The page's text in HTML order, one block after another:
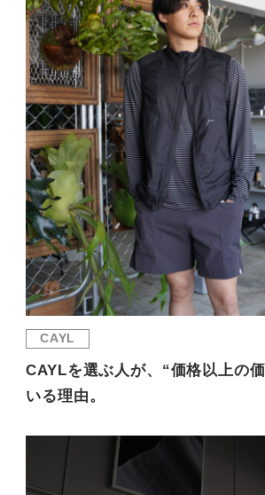
CAYL
CAYLを選ぶ人が、“価格以上の
いる理由。